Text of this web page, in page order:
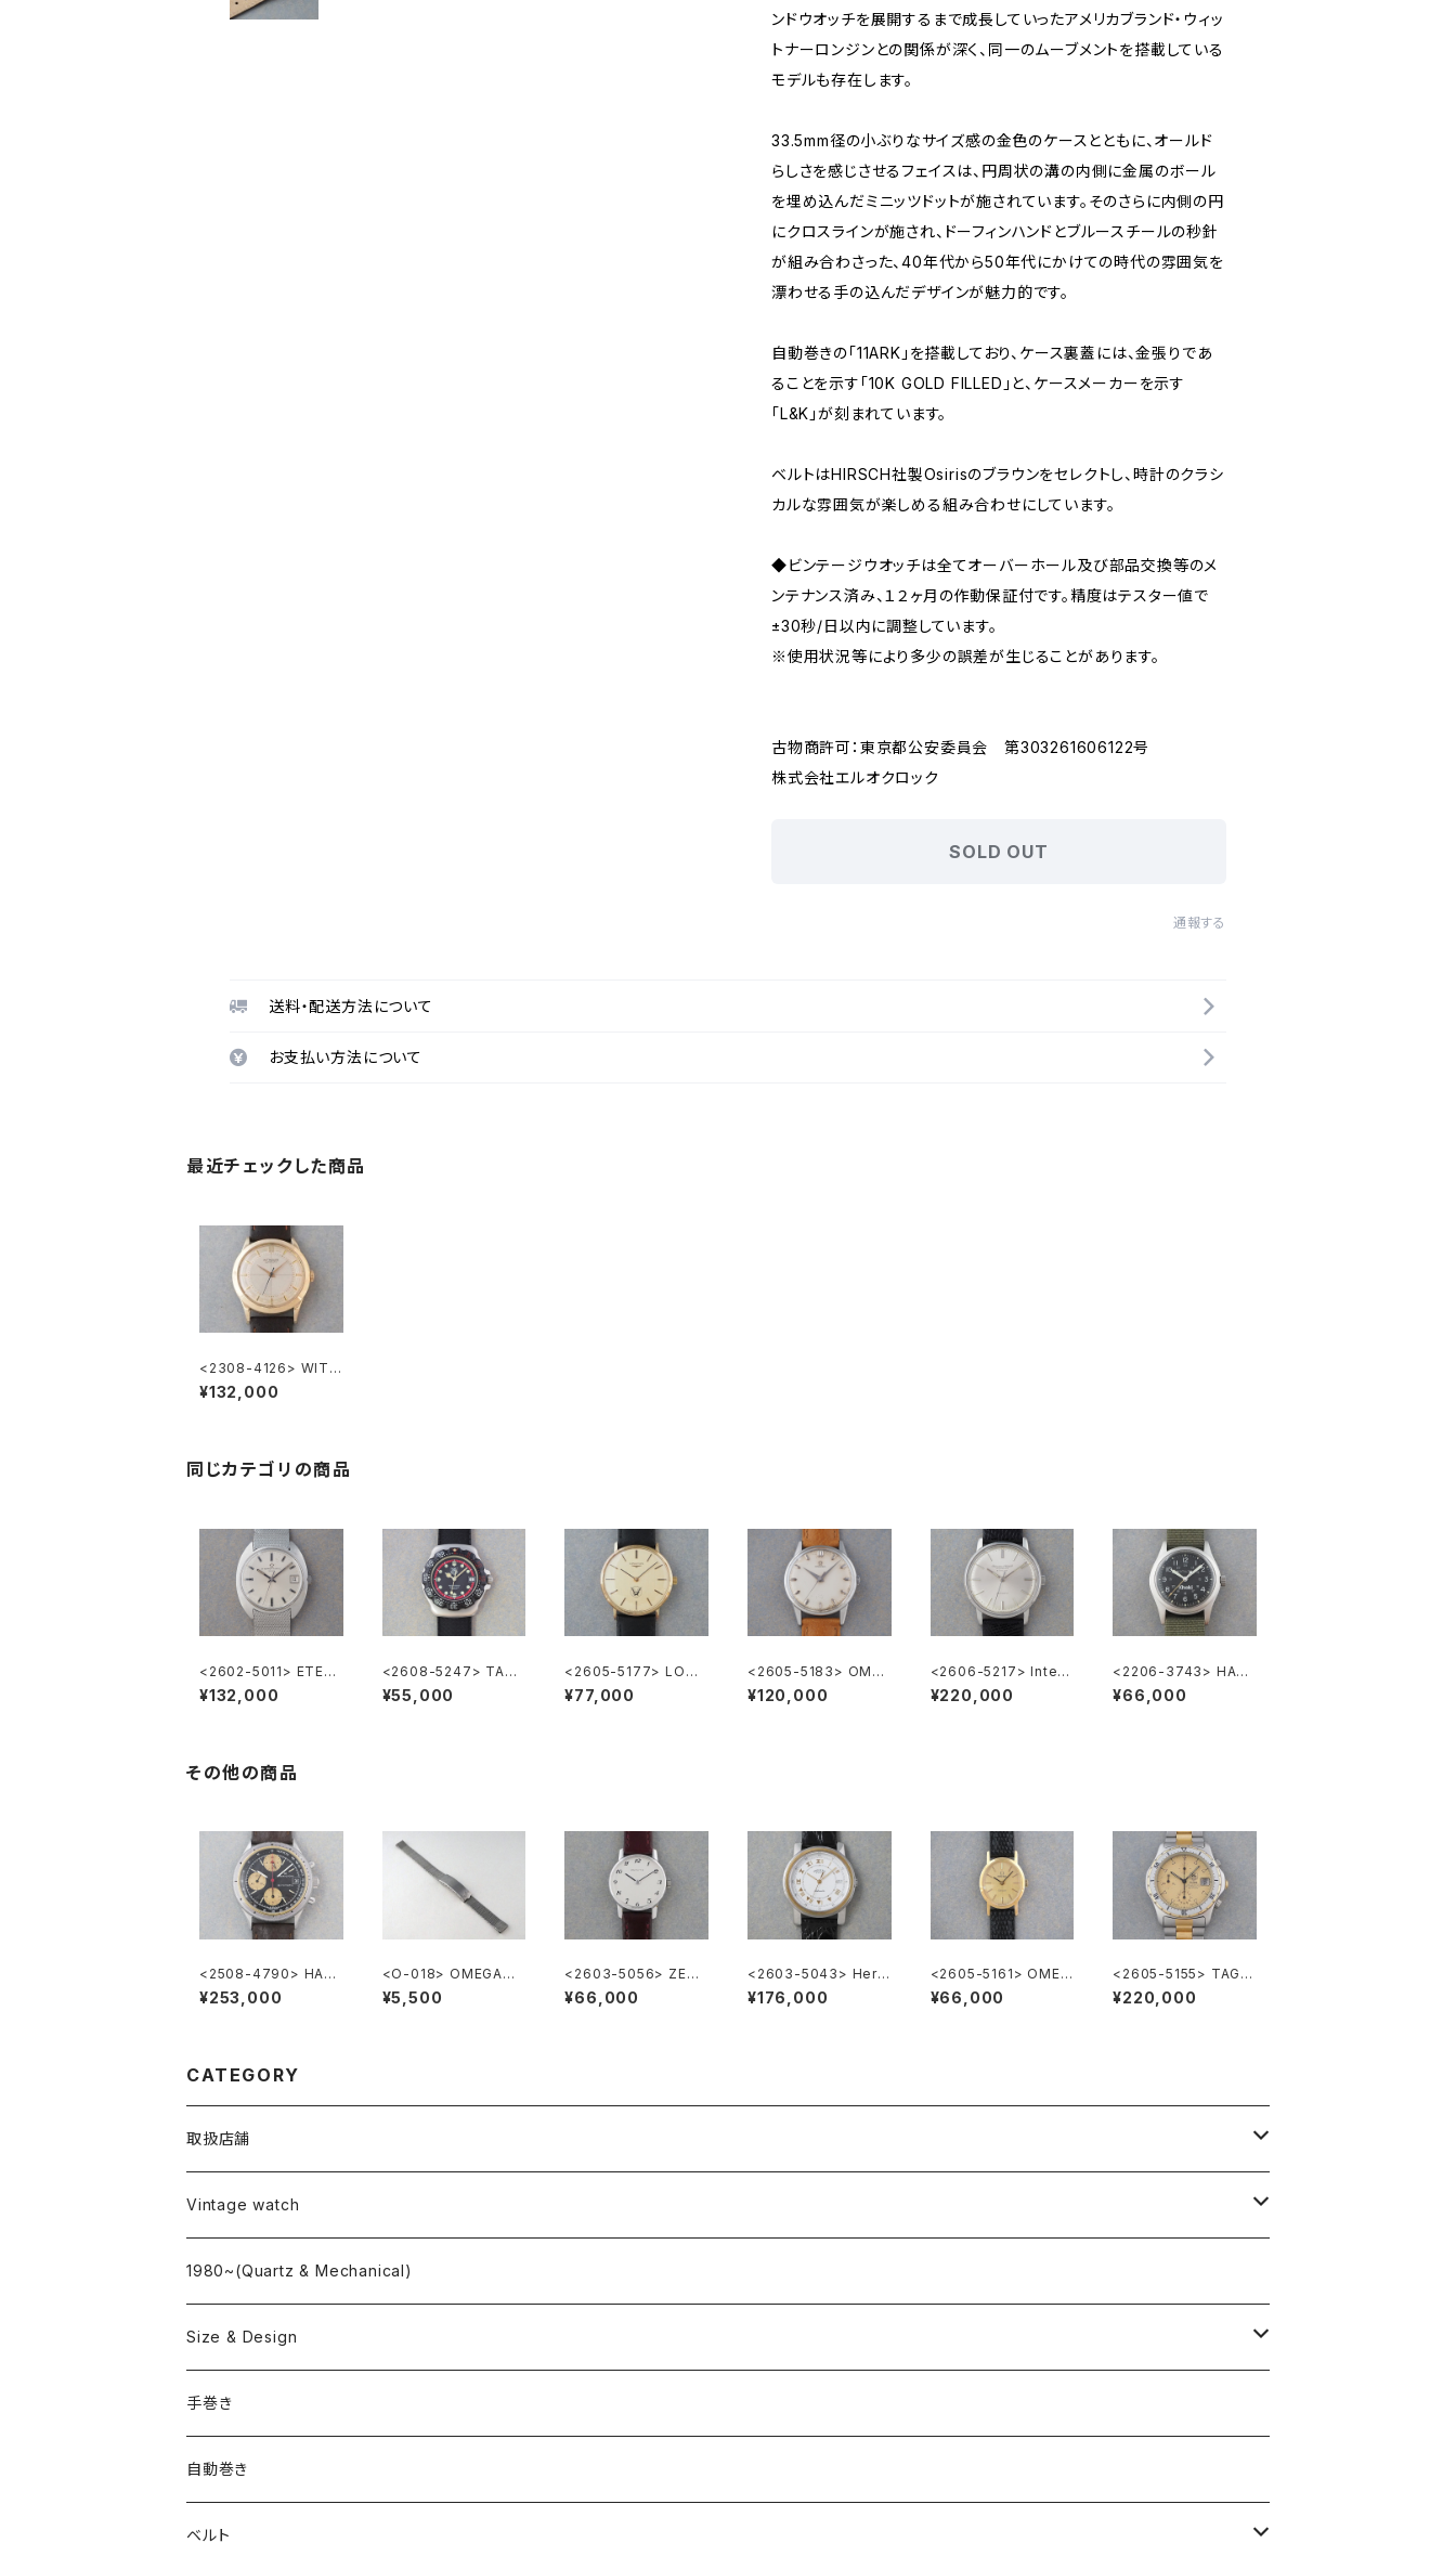
ンドウオッチを展開するまで成長していったアメリカブランド・ウィッ
トナーロンジンとの関係が深く、同一のムーブメントを搭載している
モデルも存在します。
33.5mm径の小ぶりなサイズ感の金色のケースとともに、オールド
らしさを感じさせるフェイスは、円周状の溝の内側に金属のボール
を埋め込んだミニッツドットが施されています。そのさらに内側の円
にクロスラインが施され、ドーフィンハンドとブルースチールの秒針
が組み合わさった、40年代から50年代にかけての時代の雰囲気を
漂わせる手の込んだデザインが魅力的です。
自動巻きの「11ARK」を搭載しており、ケース裏蓋には、金張りであ
ることを示す「10K GOLD FILLED」と、ケースメーカーを示す
「L&K」が刻まれています。
ベルトはHIRSCH社製Osirisのブラウンをセレクトし、時計のクラシ
カルな雰囲気が楽しめる組み合わせにしています。
◆ビンテージウオッチは全てオーバーホール及び部品交換等のメ
ンテナンス済み、１２ヶ月の作動保証付です。精度はテスター値で
±30秒/日以内に調整しています。
※使用状況等により多少の誤差が生じることがあります。
古物商許可：東京都公安委員会 第303261606122号
株式会社エルオクロック
SOLD OUT
通報する
送料・配送方法について
お支払い方法について
最近チェックした商品
<2308-4126> WITT
NAUER
¥132,000
同じカテゴリの商品
<2602-5011> ETER
NA MATIC 3003
¥132,000
<2608-5247> TAG
HEUER FORMULA1
¥55,000
<2605-5177> LONG
INES ”大正製薬”
¥77,000
<2605-5183> OME
GA ”Cal.285"
¥120,000
<2606-5217> Intern
ational National Co.
"TURLER"
¥220,000
<2206-3743> HAMI
LTON Khaki
¥66,000
その他の商品
<2508-4790> HAMI
LTON Chronograph
¥253,000
<O-018> OMEGA純
正ステンレスメッシュブ
レスレット 10mm
¥5,500
<2603-5056> ZENI
TH
¥66,000
<2603-5043> Herm
ès Carrick
¥176,000
<2605-5161> OMEG
A Geneve
¥66,000
<2605-5155> TAG H
EUER 2000 Chronog
raph
¥220,000
CATEGORY
取扱店舗
L o'clock
"delve"
Vintage watch
海外ブランド
OMEGA
ROLEX
国産ブランド
SEIKO
CITIZEN
1980~(Quartz & Mechanical)
Size & Design
~24.9mm
25mm~29.9mm
30mm~34.9mm
手巻き
自動巻き
ベルト